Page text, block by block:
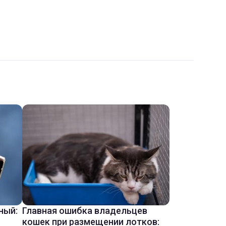
Главная ошибка владельцев
кошек при размещении лотков: